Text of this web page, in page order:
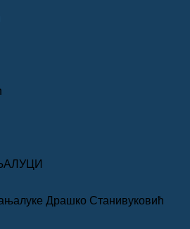
Драшко Станивуковић